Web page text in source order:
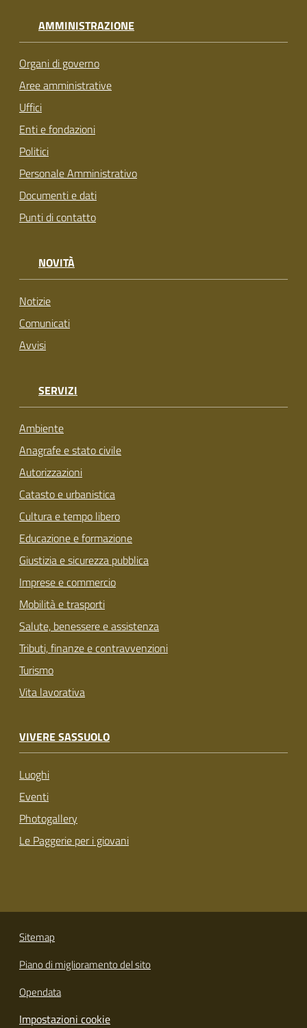
AMMINISTRAZIONE
Organi di governo
Aree amministrative
Uffici
Enti e fondazioni
Politici
Personale Amministrativo
Documenti e dati
Punti di contatto
NOVITÀ
Notizie
Comunicati
Avvisi
SERVIZI
Ambiente
Anagrafe e stato civile
Autorizzazioni
Catasto e urbanistica
Cultura e tempo libero
Educazione e formazione
Giustizia e sicurezza pubblica
Imprese e commercio
Mobilità e trasporti
Salute, benessere e assistenza
Tributi, finanze e contravvenzioni
Turismo
Vita lavorativa
VIVERE SASSUOLO
Luoghi
Eventi
Photogallery
Le Paggerie per i giovani
Sitemap
Piano di miglioramento del sito
Opendata
Impostazioni cookie